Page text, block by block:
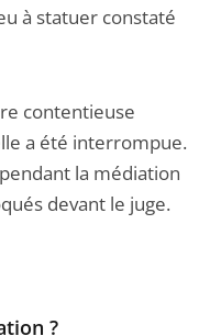
à statuer constaté
contentieuse
a été interrompue.
la médiation
devant le juge.
?